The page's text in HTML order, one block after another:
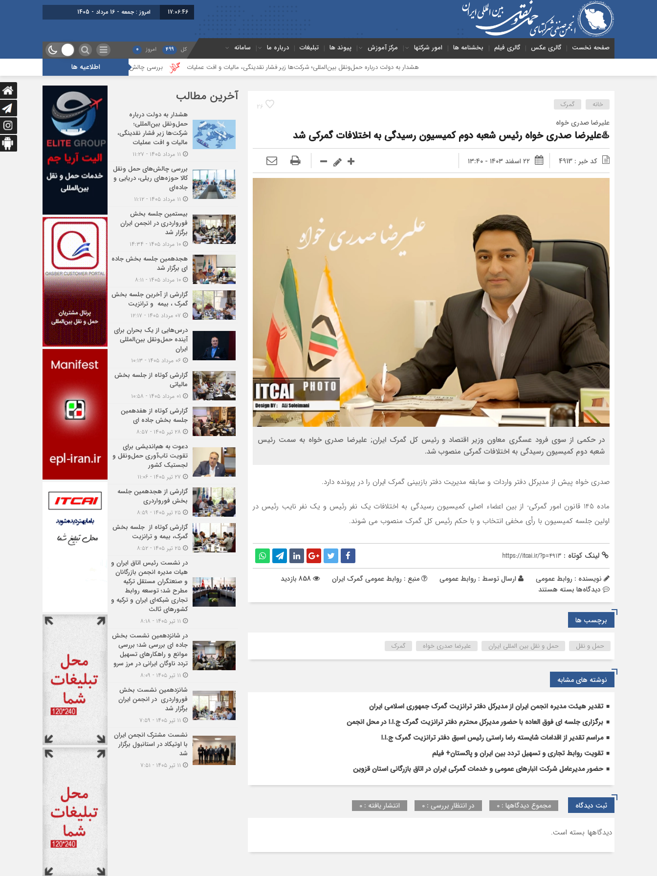
17:06:47 برابر با : Friday - 7 August - 2026
صفحه نخست گالری عکس گالری فیلم بخشنامه ها امور شرکتها مرکز آموزش پیوند ها تبلیغات درباره ما سامانه کل 499 امروز 0
اطلاعیه ها هشدار به دولت درباره حمل‌ونقل بین‌المللی؛ شرکت‌ها زیر فشار نقدینگی، مالیات و افت عملیات بررسی چالش‌های حمل ونقل کالا حوزه‌های ریلی، دریایی و جاده‌ای
26 خانه گمرک
علیرضا صدری خواه
♨️علیرضا صدری خواه رئیس شعبه دوم کمیسیون رسیدگی به اختلافات گمرکی شد
کد خبر : 4913 ۲۲ اسفند ۱۴۰۳ - ۱۳:۴۰
در حکمی از سوی فرود عسگری معاون وزیر اقتصاد و رئیس کل گمرک ایران; علیرضا صدری خواه به سمت رئیس
شعبه دوم کمیسیون رسیدگی به اختلافات گمرکی منصوب شد.
صدری خواه پیش از مدیرکل دفتر واردات و سابقه مدیریت دفتر بازبینی گمرک ایران را در پرونده دارد.
ماده 145 قانون امور گمرکی- از بین اعضاء اصلی کمیسیون رسیدگی به اختلافات یک نفر رئیس و یک نفر نایب رئیس در
اولین جلسه کمیسیون با رأی مخفی انتخاب و با حکم رئیس کل گمرک منصوب می شوند.
لینک کوتاه : https://itcai.ir/?p=4913
نویسنده : روابط عمومی ارسال توسط : روابط عمومی منبع : روابط عمومی گمرک ایران
دیدگاه‌ها برای
♨️
علیرضا
رئیس
شعبه
کمیسیون
رسیدگی
اختلافات
گمرکی
بسته هستند
برچسب ها
حمل و نقل حمل و نقل بین المللی ایران علیرضا صدری خواه گمرک
نوشته های مشابه
تقدیر هیئت مدیره انجمن ایران از مدیرکل دفتر ترانزیت گمرک جمهوری اسلامی ایران
برگزاری جلسه ای فوق العاده با حضور مدیرکل محترم دفتر ترانزیت گمرک ج.ا.ا در محل انجمن
مراسم تقدیر از اقدامات شایسته رضا راستی رئیس اسبق دفتر ترانزیت گمرک ج.ا.ا
تقویت روابط تجاری و تسهیل تردد بین ایران و پاکستان+ فیلم
حضور مدیرعامل شرکت انبارهای عمومی و خدمات گمرکی ایران در اتاق بازرگانی استان قزوین
ثبت دیدگاه مجموع دیدگاهها : 0 در انتظار بررسی : 0 انتشار یافته : 0
دیدگاهها بسته است.
آخرین مطالب
هشدار به دولت درباره
حمل‌ونقل بین‌المللی؛
شرکت‌ها زیر فشار نقدینگی،
مالیات و افت عملیات
بررسی چالش‌های حمل ونقل
کالا حوزه‌های ریلی، دریایی و
جاده‌ای
بیستمین جلسه بخش
فورواردری در انجمن ایران
برگزار شد
۱۰ مرداد ۱۴۰۵ - ۱۴:۳۴
هجدهمین جلسه بخش جاده
ای برگزار شد
۱۰ مرداد ۱۴۰۵ - ۸:۱۱
گزارشی از آخرین جلسه بخش
گمرک ، بیمه و ترانزیت
درس‌هایی از یک بحران برای
آینده حمل‌ونقل بین‌المللی
ایران
گزارشی کوتاه از جلسه بخش
مالیاتی
گزارشی کوتاه از هفدهمین
جلسه بخش جاده ای
دعوت به هم‌اندیشی برای
تقویت تاب‌آوری حمل‌ونقل و
لجستیک کشور
گزارشی از هجدهمین جلسه
بخش فورواردری
۲۵ تیر ۱۴۰۵ - ۸:۵۹
گزارشی کوتاه از جلسه بخش
گمرک، بیمه و ترانزیت
۲۵ تیر ۱۴۰۵ - ۸:۵۲
در نشست رئیس اتاق ایران و
هیات مدیره انجمن بازرگانان
و صنعتگران مستقل ترکیه
مطرح شد؛ توسعه روابط
تجاری شبکه‌ای ایران و ترکیه و
کشورهای ثالث
در شانزدهمین نشست بخش
جاده ای بررسی شد؛ بررسی
موانع و راهکارهای تسهیل
تردد ناوگان ایرانی در مرز سرو
شانزدهمین نشست بخش
فورواردری در انجمن ایران
برگزار شد
نشست مشترک انجمن ایران
با اوتیکاد در استانبول برگزار
شد